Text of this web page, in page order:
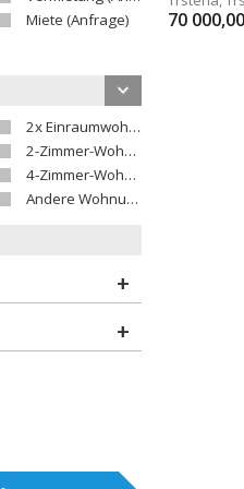
Miete (Anfrage)
2x Einraumwohnung
2-Zimmer-Wohnung
4-Zimmer-Wohnung
Andere Wohnung
70 000,00